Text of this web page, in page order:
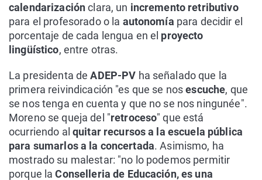
calendarizaciónclara, un incremento retributivo
para el profesorado o la autonomía para decidir el
porcentaje de cada lengua en el proyecto
lingüístico, entre otras.
La presidenta deADEP-PV ha señalado que la
primera reivindicación "es que se nosescuche, que
se nos tenga en cuenta y que no se nos ningunée".
Moreno se queja del "retroceso" que está
ocurriendo al quitar recursos a la escuela pública
para sumarlos a la concertada. Asimismo, ha
mostrado su malestar: "no lo podemos permitir
porque laConselleria de Educación, es una